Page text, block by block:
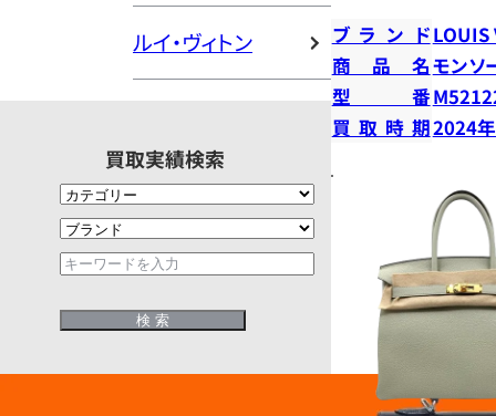
ルイ・ヴィトン
買取実績検索
ブランドLOUIS
商品名モンソ
型番
買取時期2024